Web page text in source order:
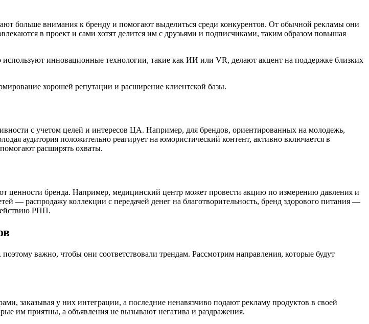
больше внимания к бренду и помогают выделиться среди конкурентов. От обычной рекламы они
в проект и сами хотят делится им с друзьями и подписчиками, таким образом повышая
инновационные технологии, такие как ИИ или VR, делают акцент на поддержке близких
хорошей репутации и расширение клиентской базы.
с учетом целей и интересов ЦА. Например, для брендов, ориентированных на молодежь,
аудитория положительно реагирует на юмористический контент, активно включается в
расширять охваты.
ценности бренда. Например, медицинский центр может провести акцию по измерению давления и
— распродажу коллекции с передачей денег на благотворительность, бренд здорового питания —
РПП.
важно, чтобы они соответствовали трендам. Рассмотрим направления, которые будут
заказывая у них интеграции, а последние ненавязчиво подают рекламу продуктов в своей
им приятны, а объявления не вызывают негатива и раздражения.